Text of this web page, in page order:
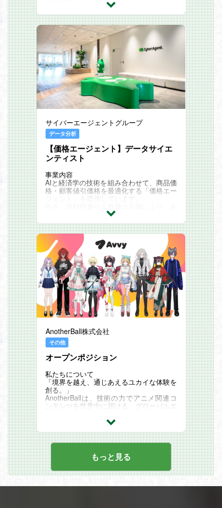
単なる卸営業にとどまらず、小売店や商業
施設（出口）に対して「DeNAが手がけるI
P企画」の価値を提示し、
最適な棚の確保や大規模タイアップの実現
を通じて、事業の売上・利益に直結する販
路ポートフォリオを構築することがミッシ
ョンです。
アニメ漫画、ゲームの雑貨領域における、
販路営業の経験者のご応募をお待ちしてい
ます。
職務内容詳細
ご経験に基づき、国内流通網の構築から販
売促進まで、販路に関する業務全般をリー
ドしていただきます。
①一般流通販路の開拓・深耕：
アニメショップ、家電量販店、コンビニ、
専門店等の有力小売店に対するセルサイド
営業。
既存の卸モデル（原価率・手数料）の改善
交渉および、直取引を含む最適な流通網の
構築。
②販路起点での企画フィードバック：
市場トレンドやバイヤーの動向を分析し、
企画・製造チームへ「売れる商品仕様・I
P」を逆提案。
要予測の精度向上への寄与。
サイバーエージェントグループ
データ分析
【価格エージェント】データサイエ
ンティスト
事業内容
AIと経済学の技術を組み合わせて、商品価
格・顧客値引価格を最適化する「価格エー
ジェント」を提供しています。
くの企業が商品の価格改定を迫られていま
す。 また商品バリエーションや顧客ニー
ズが多様化している現在、従来の経験や感
覚だけに頼った価格設定は難しくなってい
ます。
実際に値上げ、値下げすべき商品の選定が
難しいという問題や、 顧客属性や購買履
歴を考慮せずに一律で値引きを行った結
果、予算効率が著しく低下するという問題
が顕在化しています。上記問題を解決する
ために「価格エージェント」を立ち上げま
した。
サイバーエージェントが持つAI技術と経済
学分析手法の知見、それらをビジネスに応
用してきた実績を活かし、「商品ごとの価
格最適化」と「顧客ごとの値引価格（クー
ポン等）最適化」の2つのアプローチを実
現し、企業が抱える価格問題を解決しま
す。
ル分析と因果推論の手法を用いて、価格変
化の効果分析を行い、値上げ、値下げすべ
き商品を特定し、その分析をクライアント
に提供しています。 因果推論・機械学
習・経済学モデルを統合し、企業の価格戦
では、クーポン配信施策における「効いて
いない配信」の無駄を因果推論の手法で可
視化し、効果的な配信戦略を構築し、クラ
イアントに提供します。全ユーザへの配信
が主流のなか、アップセル・クロスセルに
寄与するターゲットを抽出する仕組みづく
りを行います。クライアントの持つ購買デ
AnotherBall株式会社
その他
オープンポジション
私たちについて
「境界を越え、通じあえるユカイな体験を
創る。」
AnotherBallは、技術の力でアニメ関連コ
ンテンツを世界中に届ける、グローバルエ
スマホ一台で簡単にイラストアバターを作
成できるアプリ『Avvy』では、ユーザー
がアバターを通じて『好き』をカタチに
し、発信することを応援しています。
弊社のミッションやAvvy事業にご興味を
持っていただいた方からのご応募お待ちし
ております。
ご応募の際に提供いただいた書類を基に、
弊社各部署にてポジションを検討させてい
もっと見る